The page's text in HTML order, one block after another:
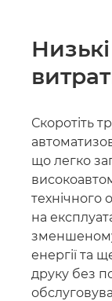
Скоротіть
що легко
технічного
на
енергії та
друку без